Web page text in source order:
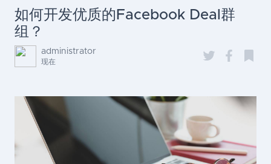
如何开发优质的Facebook Deal群
组？
administrator
现在